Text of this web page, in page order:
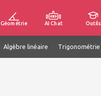
Géométrie AI Chat Outils
Algèbre linéaire Trigonométrie